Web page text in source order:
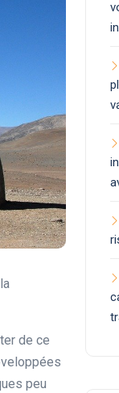
de ce
peu